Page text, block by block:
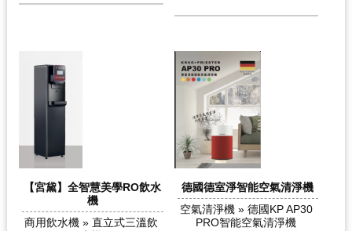
【宮黛】全智慧美學RO飲水
機
商用飲水機 » 直立式三溫飲
德國德室淨智能空氣清淨機
空氣清淨機 » 德國KP AP30
PRO智能空氣清淨機